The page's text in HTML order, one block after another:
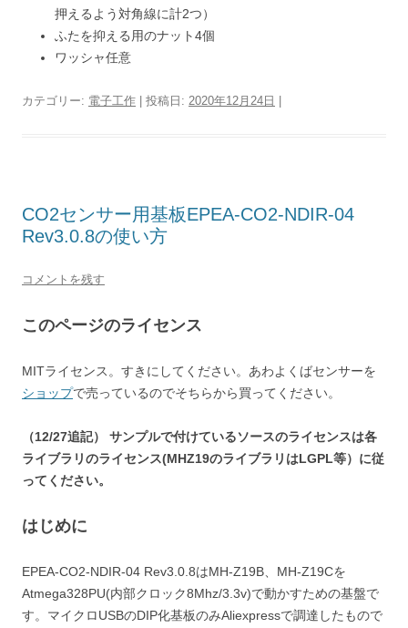
押えるよう対角線に計2つ）
ふたを抑える用のナット4個
ワッシャ任意
カテゴリー: 電子工作 | 投稿日: 2020年12月24日
CO2センサー用基板EPEA-CO2-NDIR-04
Rev3.0.8の使い方
コメントを残す
このページのライセンス
MITライセンス。すきにしてください。あわよくばセンサーを
ショップで売っているのでそちらから買ってください。
（12/27追記） サンプルで付けているソースのライセンスは各
ライブラリのライセンス(MHZ19のライブラリはLGPL等）に従
ってください。
はじめに
EPEA-CO2-NDIR-04 Rev3.0.8はMH-Z19B、MH-Z19Cを
Atmega328PU(内部クロック8Mhz/3.3v)で動かすための基盤で
す。マイクロUSBのDIP化基板のみAliexpressで調達したもので